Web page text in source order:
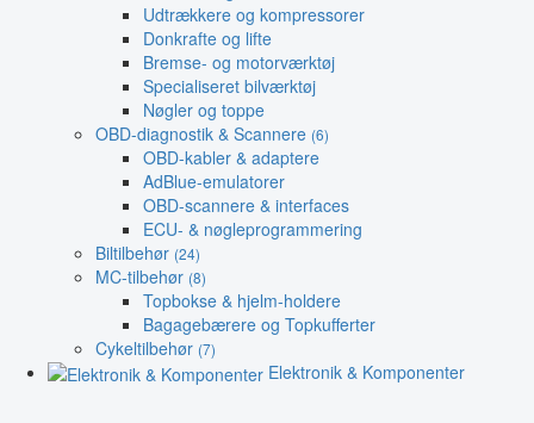
Udtrækkere og kompressorer
Donkrafte og lifte
Bremse- og motorværktøj
Specialiseret bilværktøj
Nøgler og toppe
OBD-diagnostik & Scannere (6)
OBD-kabler & adaptere
AdBlue-emulatorer
OBD-scannere & interfaces
ECU- & nøgleprogrammering
Biltilbehør (24)
MC-tilbehør (8)
Topbokse & hjelm-holdere
Bagagebærere og Topkufferter
Cykeltilbehør (7)
Elektronik & Komponenter